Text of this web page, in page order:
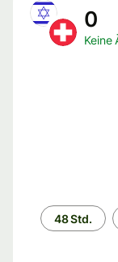
0
Keine
Zeitraum
48 Std.